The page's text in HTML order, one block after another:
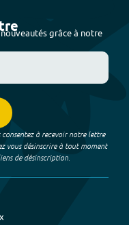
grâce à notre
consentez à recevoir notre lettre
vous désinscrire à tout moment
de désinscription.